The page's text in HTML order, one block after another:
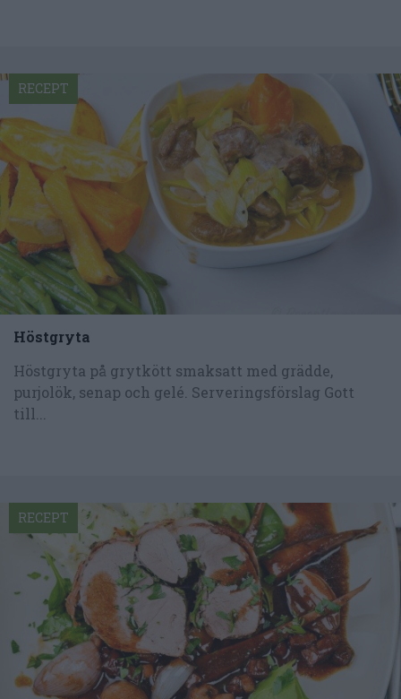
Höstgryta
Höstgryta på grytkött smaksatt med grädde,
purjolök, senap och gelé. Serveringsförslag Gott
till...
RECEPT
RECEPT